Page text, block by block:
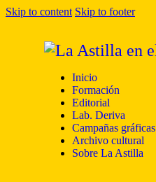
Skip to content Skip to footer
Inicio
Formación
Editorial
Lab. Deriva
Campañas gráficas
Archivo cultural
Sobre La Astilla